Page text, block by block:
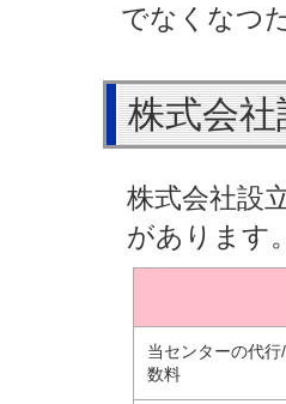
でなくなつ
株式会
株式会社設
があります
当センターの代
数料